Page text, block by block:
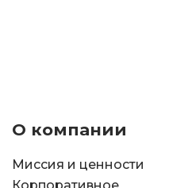
О компании
Миссия и ценности